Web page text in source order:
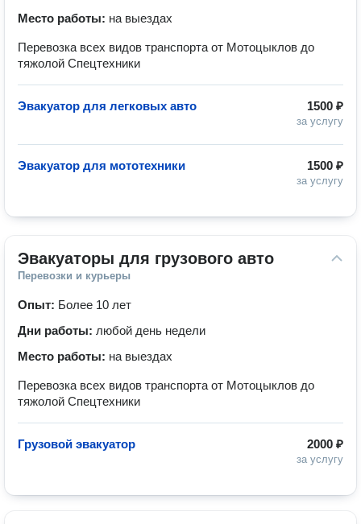
Место работы: на выездах
Перевозка всех видов транспорта от Мотоцыклов до
тяжолой Спецтехники
1500 ₽
за услугу
Эвакуатор для легковых авто
1500 ₽
за услугу
Эвакуатор для мототехники
Эвакуаторы для грузового авто
Перевозки и курьеры
Опыт: Более 10 лет
Дни работы: любой день недели
Место работы: на выездах
Перевозка всех видов транспорта от Мотоцыклов до
тяжолой Спецтехники
2000 ₽
за услугу
Грузовой эвакуатор